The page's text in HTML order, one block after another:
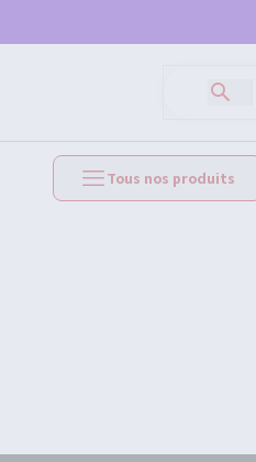
Tous nos produits